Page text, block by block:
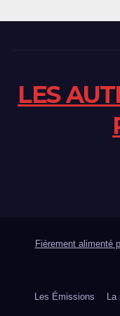
LES
Fièrement alimenté
Les Émissions La